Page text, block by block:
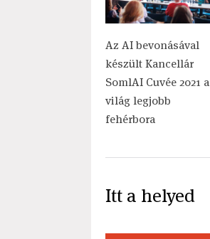
Az AI bevonásával
készült Kancellár
SomlAI Cuvée 2021 a
világ legjobb
fehérbora
Itt a helyed